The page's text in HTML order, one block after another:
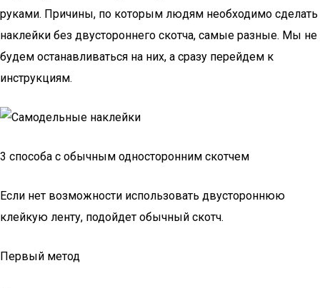
руками. Причины, по которым людям необходимо сделать
наклейки без двустороннего скотча, самые разные. Мы не
будем останавливаться на них, а сразу перейдем к
инструкциям.
3 способа с обычным односторонним скотчем
Если нет возможности использовать двустороннюю
клейкую ленту, подойдет обычный скотч.
Первый метод